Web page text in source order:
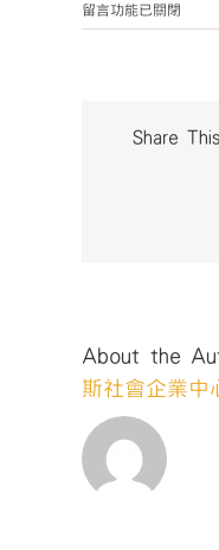
留言功能已關閉
Share
About the
斯社會企業中